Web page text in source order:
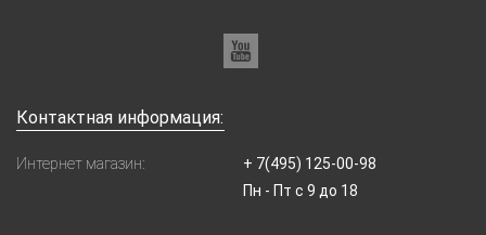
Контактная информация:
Интернет магазин:
+ 7(495) 125-00-98
Пн - Пт с 9 до 18